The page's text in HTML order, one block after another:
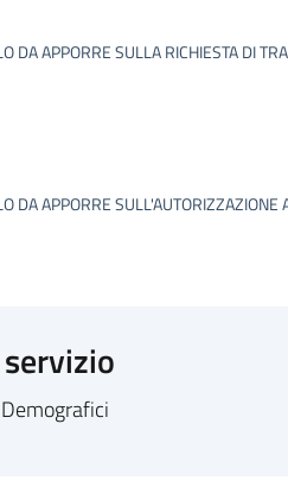
DA APPORRE SULLA RICHIESTA DI
DA APPORRE SULL'AUTORIZZAZIONE